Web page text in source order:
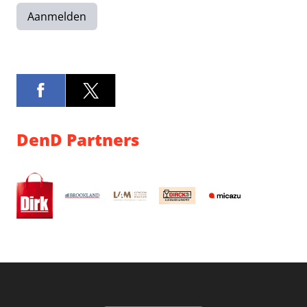
Aanmelden
DenD Partners